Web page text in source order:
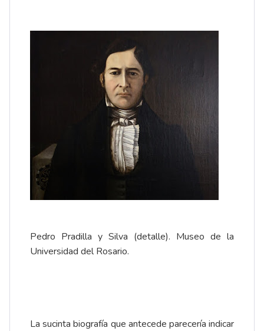
Pedro Pradilla y Silva (detalle). Museo de la
Universidad del Rosario.
La sucinta biografía que antecede parecería indicar